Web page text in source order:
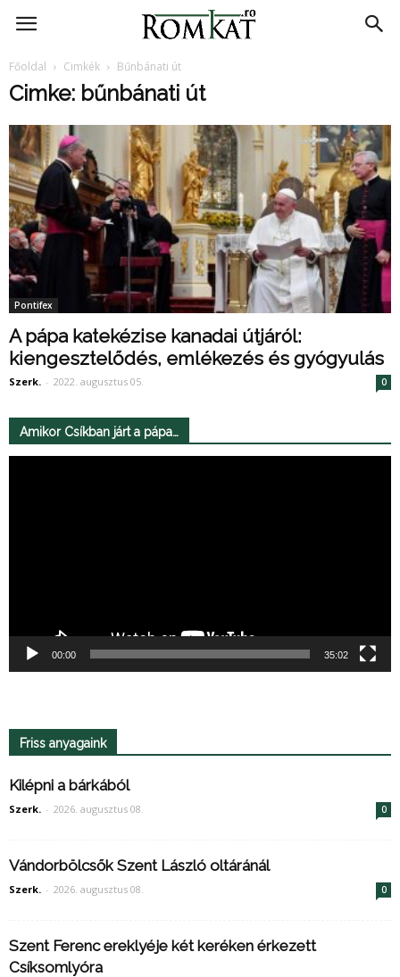
RomKat.ro
Főoldal Cimkék Bűnbánati út
Cimke: bűnbánati út
Pontifex
A pápa katekézise kanadai útjáról:
kiengesztelődés, emlékezés és gyógyulás
Szerk. - 2022. augusztus 05. 0
Amikor Csíkban járt a pápa…
00:00 35:02
Friss anyagaink
Kilépni a bárkából
Szerk. - 2026. augusztus 08. 0
Vándorbölcsők Szent László oltáránál
Szerk. - 2026. augusztus 08. 0
Szent Ferenc ereklyéje két keréken érkezett
Csíksomlyóra